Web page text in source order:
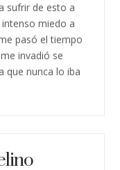
sufrir de esto a
miedo a
pasó el tiempo
invadió se
que nunca lo iba